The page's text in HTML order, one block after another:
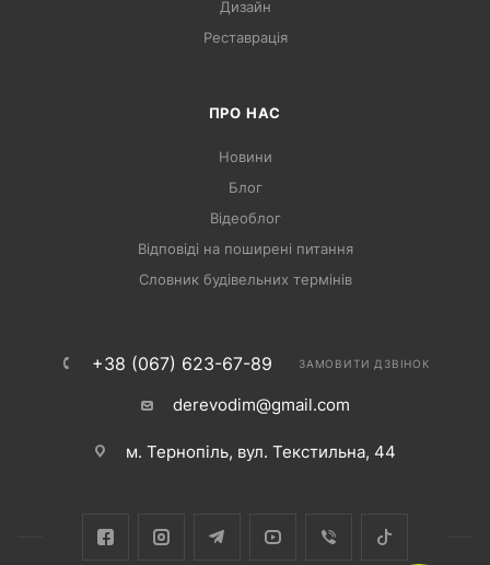
Дизайн
Реставрація
ПРО НАС
Новини
Блог
Відеоблог
Відповіді на поширені питання
Словник будівельних термінів
+38 (067) 623-67-89 ЗАМОВИТИ ДЗВІНОК
derevodim@gmail.com
м. Тернопіль, вул. Текстильна, 44